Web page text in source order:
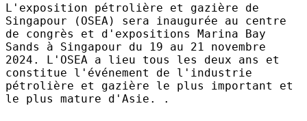
L'exposition pétrolière et gazière de
Singapour (OSEA) sera inaugurée au centre
de congrès et d'expositions Marina Bay
Sands à Singapour du 19 au 21 novembre
2024. L'OSEA a lieu tous les deux ans et
constitue l'événement de l'industrie
pétrolière et gazière le plus important et
le plus mature d'Asie. .